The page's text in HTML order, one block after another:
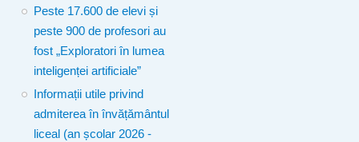
Peste 17.600 de elevi și
peste 900 de profesori au
fost „Exploratori în lumea
inteligenței artificiale”
Informații utile privind
admiterea în învățământul
liceal (an școlar 2026 -